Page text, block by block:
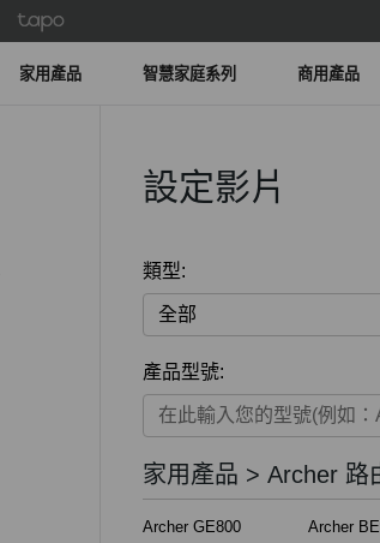
家用產品 智慧家庭系列 商用產品
設定影片
類型:
全部
家用產品
商用產品
ISP用產品
產品型號:
家用產品 > Archer 路
Archer GE800 Archer